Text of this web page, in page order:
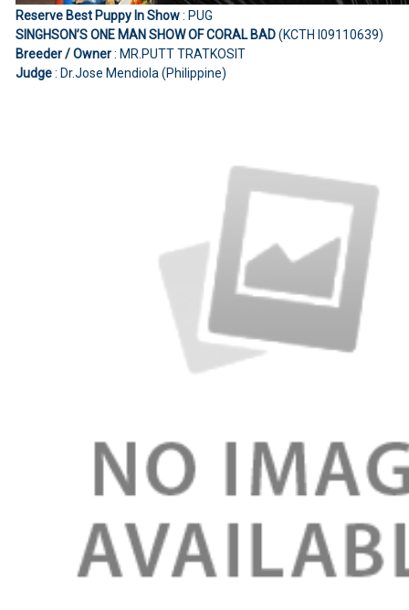
Reserve Best Puppy In Show: PUG
SINGHSON’S ONE MAN SHOW OF CORAL BAD(KCTH I09110639)
Breeder / Owner: MR.PUTT TRATKOSIT
Judge: Dr.Jose Mendiola (Philippine)